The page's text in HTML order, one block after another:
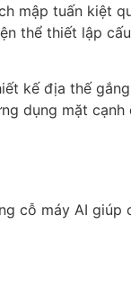
mập tuấn kiệt
thể thiết lập
kế địa thế
dụng mặt
cỗ máy AI giúp